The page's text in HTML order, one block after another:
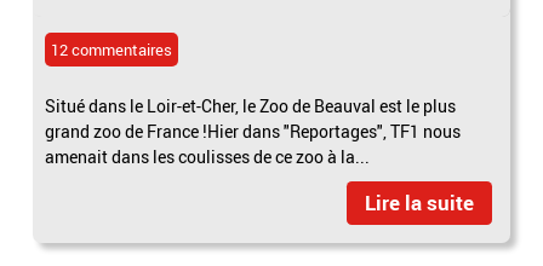
12 commentaires
Situé dans le Loir-et-Cher, le Zoo de Beauval est le plus
grand zoo de France !Hier dans "Reportages", TF1 nous
amenait dans les coulisses de ce zoo à la...
Lire la suite